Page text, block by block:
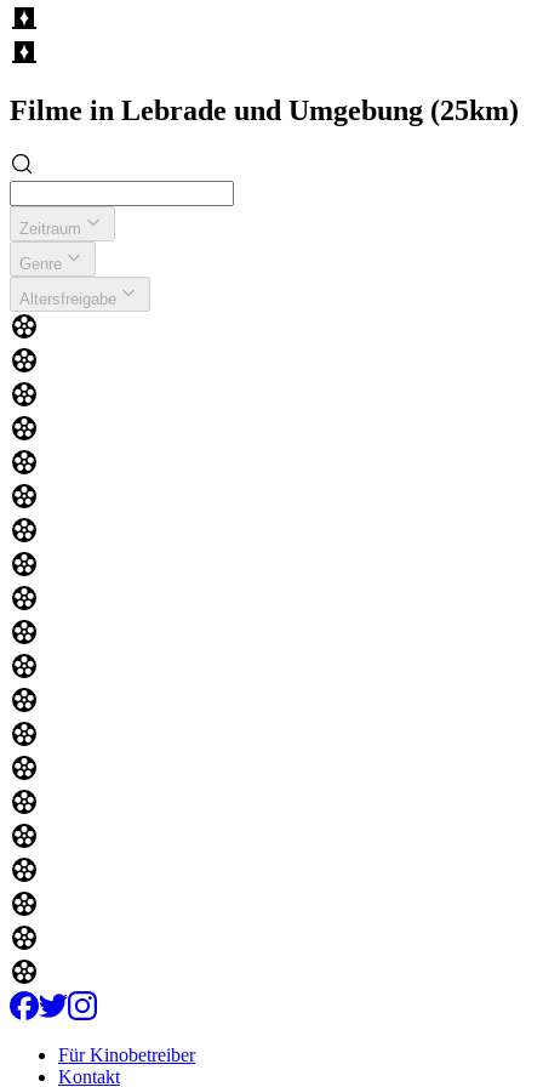
Filme in Lebrade und Umgebung (25km)
Zeitraum
Genre
Altersfreigabe
Für Kinobetreiber
Kontakt